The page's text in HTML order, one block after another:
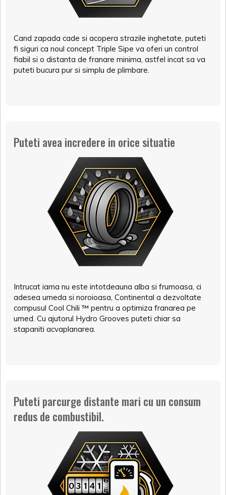
Cand zapada cade si acopera strazile inghetate, puteti
fi siguri ca noul concept Triple Sipe va oferi un control
fiabil si o distanta de franare minima, astfel incat sa va
puteti bucura pur si simplu de plimbare.
Puteti avea incredere in orice situatie
Intrucat iarna nu este intotdeauna alba si frumoasa, ci
adesea umeda si noroioasa, Continental a dezvoltate
compusul Cool Chili ™ pentru a optimiza franarea pe
umed. Cu ajutorul Hydro Grooves puteti chiar sa
stapaniti acvaplanarea.
Puteti parcurge distante mari cu un consum
redus de combustibil.